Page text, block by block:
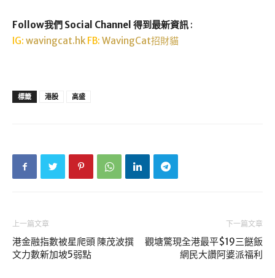
Follow我們 Social Channel 得到最新資訊 :
IG: wavingcat.hk FB: WavingCat招財貓
標籤 港股 高盛
上一篇文章
港金融指數被星爬頭 陳茂波撰
文力數新加坡5弱點
下一篇文章
觀塘驚現全港最平$19三餸飯
網民大讚阿婆派福利